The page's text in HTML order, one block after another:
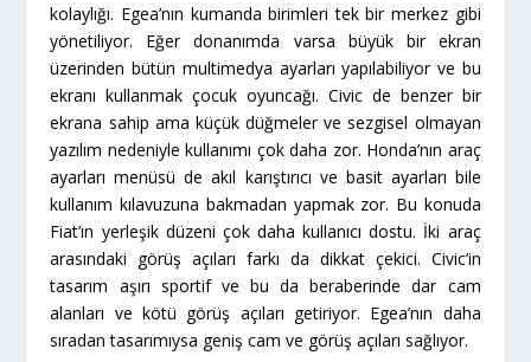
kolaylığı. Egea’nın kumanda birimleri tek bir merkez gibi
yönetiliyor. Eğer donanımda varsa büyük bir ekran
üzerinden bütün multimedya ayarları yapılabiliyor ve bu
ekranı kullanmak çocuk oyuncağı. Civic de benzer bir
ekrana sahip ama küçük düğmeler ve sezgisel olmayan
yazılım nedeniyle kullanımı çok daha zor. Honda’nın araç
ayarları menüsü de akıl karıştırıcı ve basit ayarları bile
kullanım kılavuzuna bakmadan yapmak zor. Bu konuda
Fiat’ın yerleşik düzeni çok daha kullanıcı dostu. İki araç
arasındaki görüş açıları farkı da dikkat çekici. Civic’in
tasarım aşırı sportif ve bu da beraberinde dar cam
alanları ve kötü görüş açıları getiriyor. Egea’nın daha
sıradan tasarımıysa geniş cam ve görüş açıları sağlıyor.